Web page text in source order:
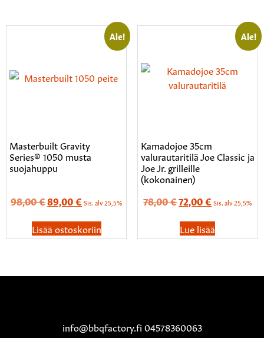
Ale!
Masterbuilt Gravity
Series® 1050 musta
suojahuppu
98,00€89,00€ Sis. alv 25,5%
Lisää ostoskoriin
Ale!
Kamadojoe 35cm
valurautaritilä Joe Classic ja
Joe Jr. grilleille
(kokonainen)
78,00€72,00€ Sis. alv 25,5%
Lue lisää
info@bbqfactory.fi 04578360063